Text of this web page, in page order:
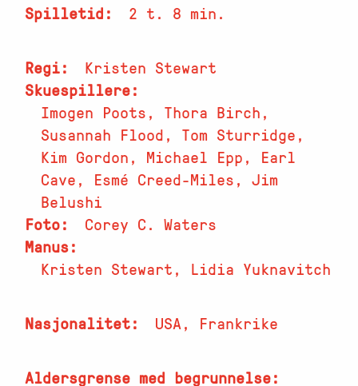
Spilletid 2 t. 8 min.
Regi
Kristen Stewart
Skuespillere
Imogen Poots, Thora Birch,
Susannah Flood, Tom Sturridge,
Kim Gordon, Michael Epp, Earl
Cave, Esmé Creed-Miles, Jim
Belushi
Foto
Corey C. Waters
Manus
Kristen Stewart, Lidia Yuknavitch
Nasjonalitet USA, Frankrike
Aldersgrense med begrunnelse